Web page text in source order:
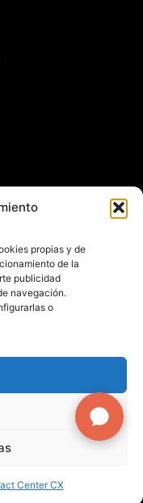
propias y de
de la
publicidad
navegación.
o
Center CX
contacto@omnis.cl
reservados.